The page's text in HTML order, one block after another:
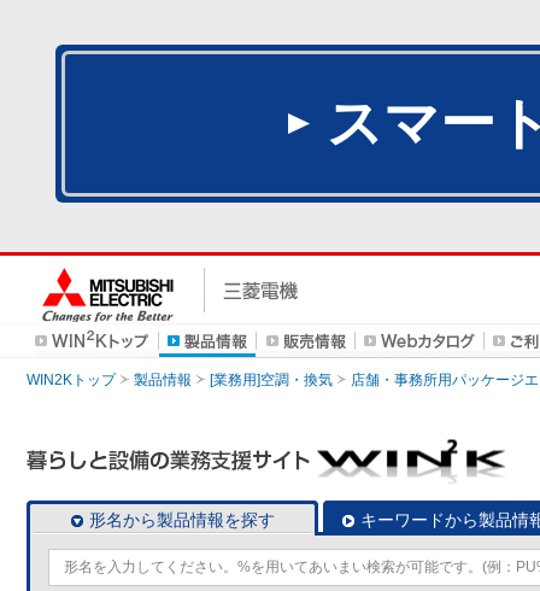
スマー
WIN2Kトップ 製品情報 [業務用]空調・換気 店舗・事務所用パッケージ
形名から製品情報を探す キーワードから製品情